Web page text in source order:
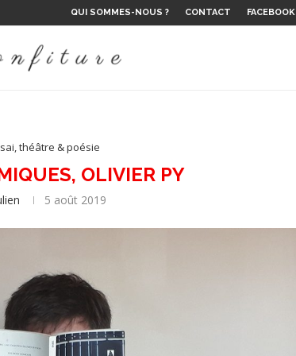
QUI SOMMES-NOUS ? CONTACT FACEBOOK
théâtre & poésie
OLIVIER PY
5 août 2019